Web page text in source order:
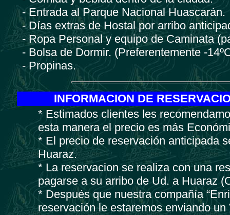
- Entrada al Parque Nacional Huascarán.
- Días extras de Hostal por arribo
- Ropa Personal y equipo de Caminata
- Bolsa de Dormir. (Preferentemente -
- Propinas.
INFORMACION DE
* Estimados clientes les
esta manera el precio es más
* El precio de reservación anticipada
Huaraz.
* La reservacion se realiza con una
pagarse a su arribo de Ud. a Huaraz
* Después que nuestra compañía
reservación le estaremos enviando